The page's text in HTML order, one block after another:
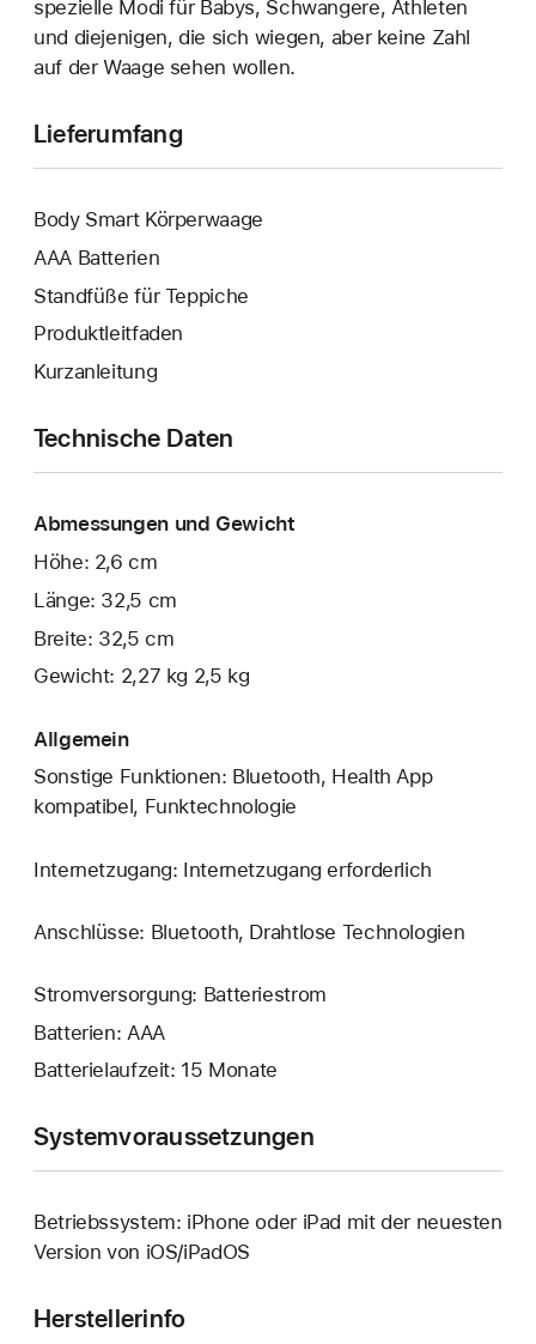
spezielle Modi für Babys, Schwangere, Athleten
und diejenigen, die sich wiegen, aber keine Zahl
auf der Waage sehen wollen.
Lieferumfang
Body Smart Körperwaage
AAA Batterien
Standfüße für Teppiche
Produktleitfaden
Kurzanleitung
Technische Daten
Abmessungen und Gewicht
Höhe: 2,6 cm
Länge: 32,5 cm
Breite: 32,5 cm
Gewicht: 2,27 kg 2,5 kg
Allgemein
Sonstige Funktionen: Bluetooth, Health App
kompatibel, Funktechnologie
Internetzugang: Internetzugang erforderlich
Anschlüsse: Bluetooth, Drahtlose Technologien
Stromversorgung: Batteriestrom
Batterien: AAA
Batterielaufzeit: 15 Monate
Systemvoraussetzungen
Betriebssystem: iPhone oder iPad mit der neuesten
Version von iOS/iPadOS
Herstellerinfo